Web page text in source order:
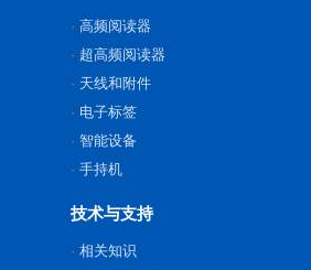
高频阅读器
超高频阅读器
天线和附件
电子标签
智能设备
手持机
技术与支持
相关知识